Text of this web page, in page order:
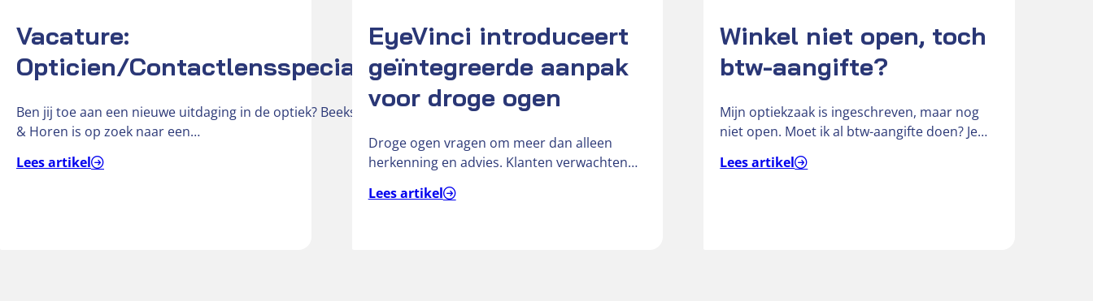
Vacature:
Opticien/Contactlensspecialist
Ben jij toe aan een nieuwe uitdaging in de optiek? Beeks Zien
& Horen is op zoek naar een…
Lees artikel
EyeVinci introduceert
geïntegreerde aanpak
voor droge ogen
Droge ogen vragen om meer dan alleen
herkenning en advies. Klanten verwachten
voor hun…
Lees artikel
Winkel niet open, toch
btw-aangifte?
Mijn optiekzaak is ingeschreven, maar nog
niet open. Moet ik al btw-aangifte doen? Je
Lees artikel